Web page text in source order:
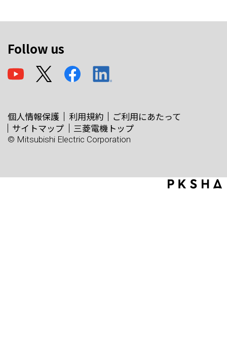
Follow us
個人情報保護 利用規約
ご利用にあたって
サイトマップ
三菱電機トップ
© Mitsubishi Electric Corporation